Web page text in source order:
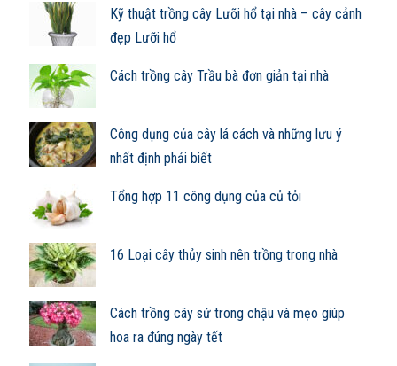
Kỹ thuật trồng cây Lưỡi hổ tại nhà – cây cảnh
đẹp Lưỡi hổ
Cách trồng cây Trầu bà đơn giản tại nhà
Công dụng của cây lá cách và những lưu ý
nhất định phải biết
Tổng hợp 11 công dụng của củ tỏi
16 Loại cây thủy sinh nên trồng trong nhà
Cách trồng cây sứ trong chậu và mẹo giúp
hoa ra đúng ngày tết